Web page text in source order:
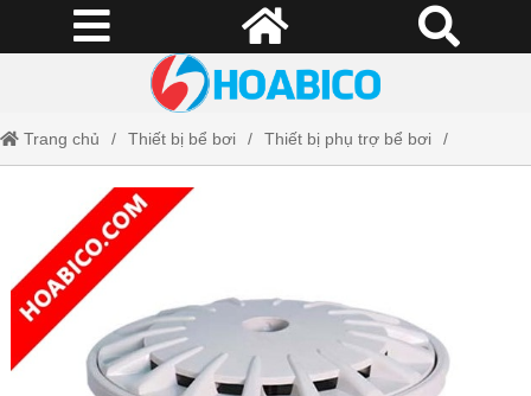
Trang chủ Thiết bị bể bơi Thiết bị phụ trợ bể bơi
Đầu trả nước BIF